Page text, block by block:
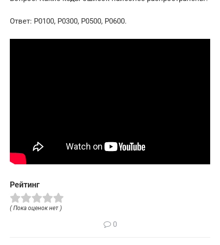
Ответ: P0100, P0300, P0500, P0600.
Рейтинг
( Пока оценок нет )
0